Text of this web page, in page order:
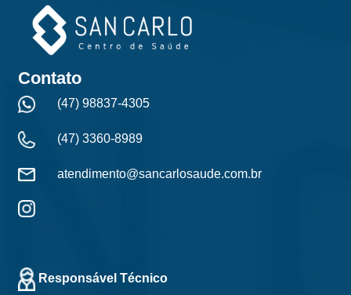
Contato
(47) 98837-4305
(47) 3360-8989
atendimento@sancarlosaude.com.br
Responsável Técnico